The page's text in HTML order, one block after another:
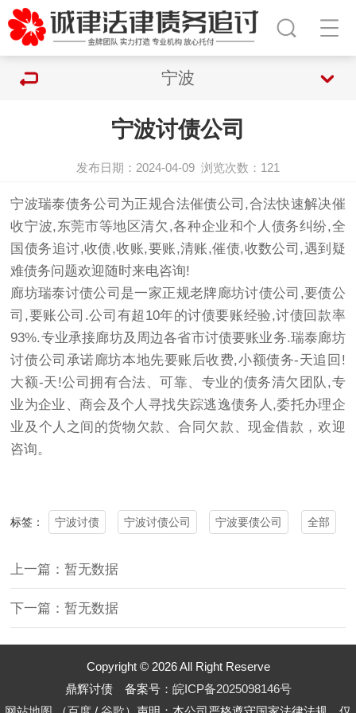
宁波
宁波讨债公司
发布日期：2024-04-09 浏览次数： 121
宁波瑞泰债务公司为正规合法催债公司,合法快速解决催
收宁波,东莞市等地区清欠,各种企业和个人债务纠纷,全
国债务追讨,收债,收账,要账,清账,催债,收数公司,遇到疑
难债务问题欢迎随时来电咨询!
廊坊瑞泰讨债公司 是一家正规老牌廊坊讨债公司,要债公
司 ,要账公司.公司有超10年的讨债要账经验,讨债回款率
93%.专业承接廊坊及周边各省市讨债要账业务.瑞泰廊坊
讨债公司承诺廊坊本地先要账后收费,小额债务-天追回!
大额-天!公司拥有合法、可靠、专业的债务清欠团队,专
业为企业、商会及个人寻找失踪逃逸债务人,委托办理企
业及个人之间的货物欠款、合同欠款、现金借款，欢迎
咨询。
标签： 宁波讨债 宁波讨债公司 宁波要债公司 全部
上一篇：暂无数据
下一篇：暂无数据
Copyright © 2026 All Right Reserve
鼎辉讨债 备案号： 皖ICP备2025098146号